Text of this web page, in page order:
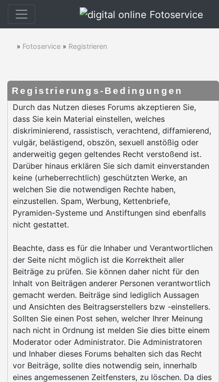
» Fotoservice » Registrieren
Registrierungs-Bedingungen
Durch das Nutzen dieses Forums akzeptieren Sie,
dass Sie kein Material einstellen, welches
diskriminierend, rassistisch, verachtend, diffamierend,
vulgär, belästigend, obszön, sexuell anstößig oder
anderweitig gegen geltendes Recht verstoßend ist.
Darüber hinaus erklären Sie sich damit einverstanden
keine (urheberrechtlich) geschützten Werke, an
welchen Sie die notwendigen Rechte haben,
einzustellen. Spam, Werbung, Kettenbriefe,
Pyramiden-Systeme und Anstiftungen sind ebenfalls
nicht gestattet.
Beachte, dass es für die Inhaber und Verantwortlichen
der Seite nicht möglich ist die Korrektheit aller
Beiträge zu prüfen. Sie können daher nicht für den
Inhalt von Beiträgen anderer Personen verantwortlich
gemacht werden. Beiträge sind lediglich Aussagen
und Ansichten des Beitragserstellers bzw -einstellers.
Sollten Sie einen Post sehen, welcher Ihrer Meinung
nach nicht in Ordnung ist melden Sie dies bitte einem
Moderator oder Administrator. Die Administratoren
und Inhaber dieses Forums behalten sich das Recht
vor Beiträge, sollte dies notwendig sein, innerhalb
eines angemessenen Zeitfensters, zu löschen. Da dies